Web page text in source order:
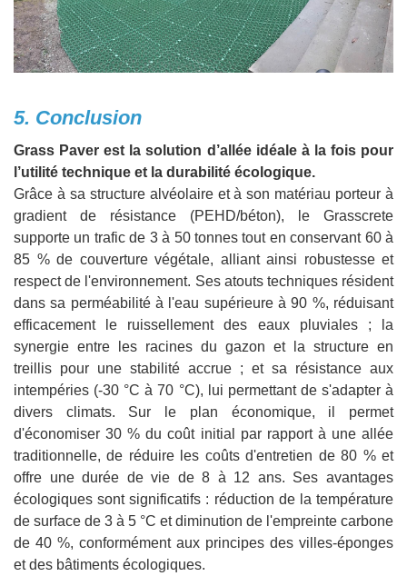
5. Conclusion
Grass Paver est la solution d’allée idéale à la fois pour
l’utilité technique et la durabilité écologique.
Grâce à sa structure alvéolaire et à son matériau porteur à
gradient de résistance (PEHD/béton), le Grasscrete
supporte un trafic de 3 à 50 tonnes tout en conservant 60 à
85 % de couverture végétale, alliant ainsi robustesse et
respect de l'environnement. Ses atouts techniques résident
dans sa perméabilité à l'eau supérieure à 90 %, réduisant
efficacement le ruissellement des eaux pluviales ; la
synergie entre les racines du gazon et la structure en
treillis pour une stabilité accrue ; et sa résistance aux
intempéries (-30 °C à 70 °C), lui permettant de s'adapter à
divers climats. Sur le plan économique, il permet
d'économiser 30 % du coût initial par rapport à une allée
traditionnelle, de réduire les coûts d'entretien de 80 % et
offre une durée de vie de 8 à 12 ans. Ses avantages
écologiques sont significatifs : réduction de la température
de surface de 3 à 5 °C et diminution de l'empreinte carbone
de 40 %, conformément aux principes des villes-éponges
et des bâtiments écologiques.